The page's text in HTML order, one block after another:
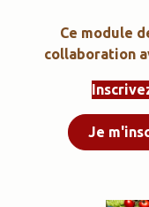
Ce module
collaboration
Je